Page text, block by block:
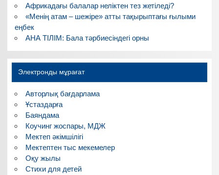
Африкадағы балалар неліктен тез жетіледі?
«Менің атам – шежіре» атты тақырыптағы ғылыми
еңбек
АНА ТІЛІМ: Бала тәрбиесіндегі орны
Электронды мұрағат
Авторлық бағдарлама
Ұстаздарға
Баяндама
Коучинг жоспары, МДЖ
Мектеп әкімшілігі
Мектептен тыс мекемелер
Оқу жылы
Стихи для детей